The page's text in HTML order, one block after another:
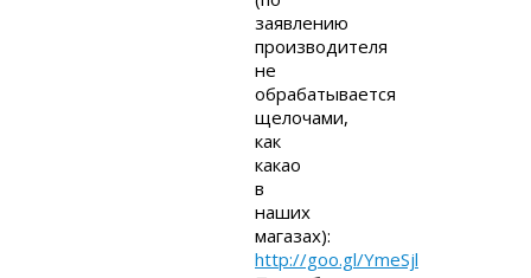
заявлению
производителя
не
обрабатывается
щелочами,
как
какао
в
наших
магазах):
http://goo.gl/YmeSjl